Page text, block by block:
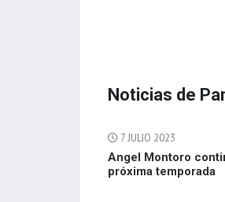
Noticias de
7 JULIO 2023
Angel Montoro
próxima temporada